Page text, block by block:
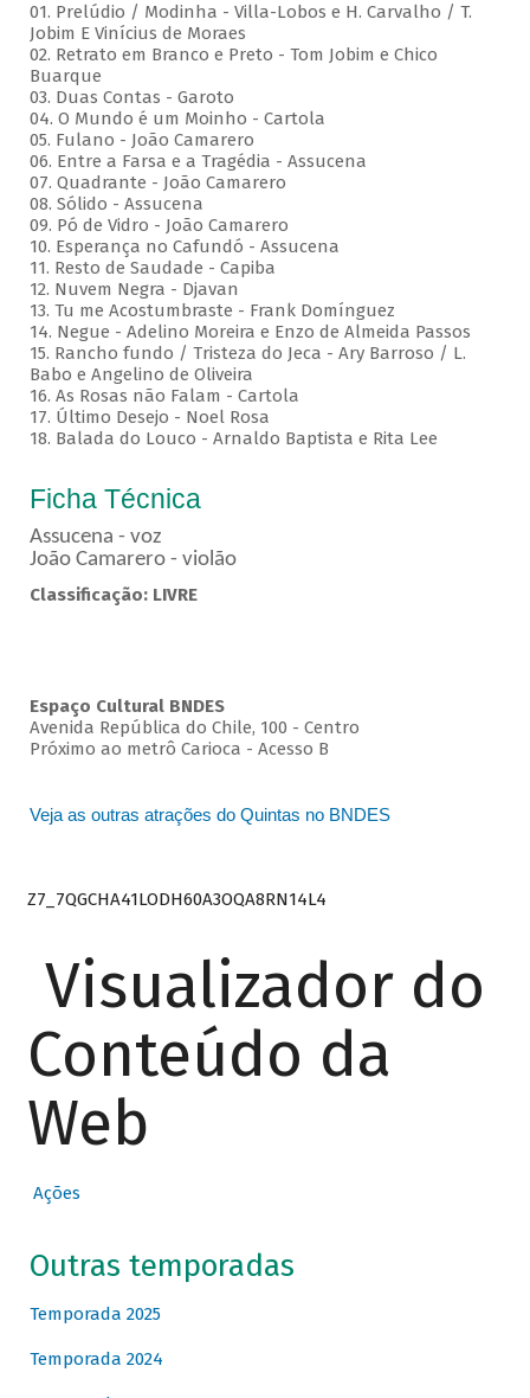
01. Prelúdio / Modinha - Villa-Lobos e H. Carvalho / T.
Jobim E Vinícius de Moraes
02. Retrato em Branco e Preto - Tom Jobim e Chico
Buarque
03. Duas Contas - Garoto
04. O Mundo é um Moinho - Cartola
05. Fulano - João Camarero
06. Entre a Farsa e a Tragédia - Assucena
07. Quadrante - João Camarero
08. Sólido - Assucena
09. Pó de Vidro - João Camarero
10. Esperança no Cafundó - Assucena
11. Resto de Saudade - Capiba
12. Nuvem Negra - Djavan
13. Tu me Acostumbraste - Frank Domínguez
14. Negue - Adelino Moreira e Enzo de Almeida Passos
15. Rancho fundo / Tristeza do Jeca - Ary Barroso / L.
Babo e Angelino de Oliveira
16. As Rosas não Falam - Cartola
17. Último Desejo - Noel Rosa
18. Balada do Louco - Arnaldo Baptista e Rita Lee
Ficha Técnica
Assucena - voz
João Camarero - violão
Classificação: LIVRE
Espaço Cultural BNDES
Avenida República do Chile, 100 - Centro
Próximo ao metrô Carioca - Acesso B
Veja as outras atrações do Quintas no BNDES
Z7_7QGCHA41LODH60A3OQA8RN14L4
Visualizador do
Conteúdo da
Web
Ações
Outras temporadas
Temporada 2025
Temporada 2024